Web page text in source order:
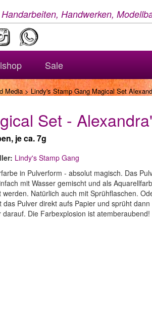
Handwerken,
Sale
Media> Lindy's Stamp Gang Magical Set
Set -
je ca. 7g
Lindy's Stamp Gang
in Pulverform - absolut magisch. Das
mit Wasser gemischt und als
werden. Natürlich auch mit Sprühflaschen.
das Pulver direkt aufs Papier und sprüht dann
darauf. Die Farbexplosion ist atemberaubend!